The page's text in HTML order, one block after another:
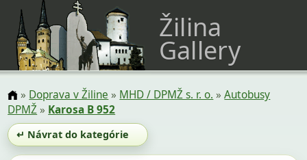
Žilina
Gallery
» Doprava v Žiline » MHD / DPMŽ s. r. o. »Autobusy
DPMŽ» Karosa B 952
↵ Návrat do kategórie